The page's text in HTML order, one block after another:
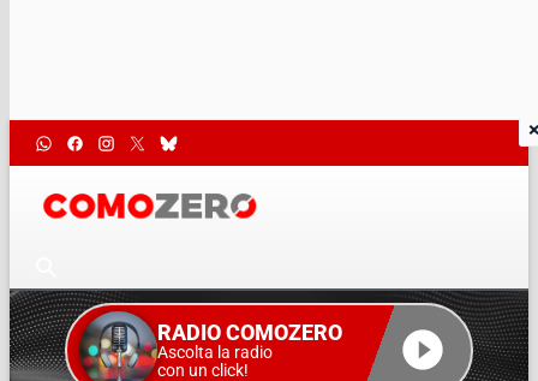
RADIO COMOZERO
Ascolta la radio
con un click!